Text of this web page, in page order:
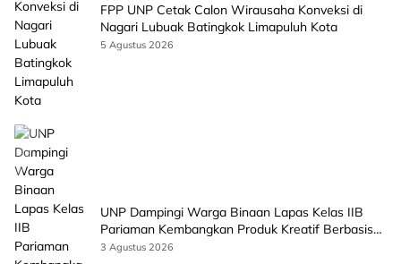
FPP UNP Cetak Calon Wirausaha Konveksi di
Nagari Lubuak Batingkok Limapuluh Kota
5 Agustus 2026
UNP Dampingi Warga Binaan Lapas Kelas IIB
Pariaman Kembangkan Produk Kreatif Berbasis
AI
3 Agustus 2026